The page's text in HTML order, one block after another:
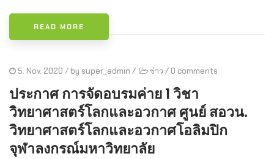
READ MORE
5. Nov. 2020 / by super_admin / ข่าว / 0 comments
ประกาศ การจัดอบรมค่าย 1 วิชา
วิทยาศาสตร์โลกและอวกาศ ศูนย์ สอวน.
วิทยาศาสตร์โลกและอวกาศโอลิมปิก
จุฬาลงกรณ์มหาวิทยาลัย